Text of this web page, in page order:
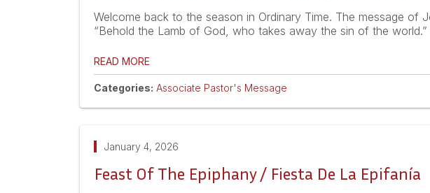
Welcome back to the season in Ordinary Time. The message
“Behold the Lamb of God, who takes away the sin of the
READ MORE
Categories: Associate Pastor's Message
January 4, 2026
Feast Of The Epiphany / Fiesta De La Epifanía